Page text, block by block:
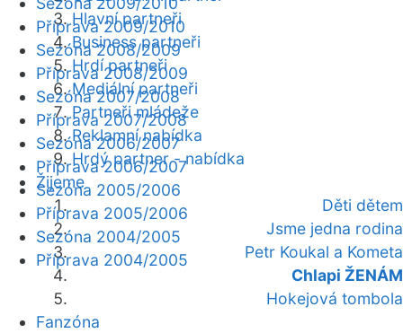
Hlavní partneři
Business partneři
Hrdí partneři
Mediální partneři
Partneři mládeže
Reklamní nabídka
Hrdý partner - nabídka
Žijeme
Děti dětem
Jsme jedna rodina
Petr Koukal a Kometa
Chlapi ŽENÁM
Hokejová tombola
Fanzóna
Příprava 2009/2010
Sezóna 2008/2009
Příprava 2008/2009
Sezóna 2007/2008
Příprava 2007/2008
Sezóna 2006/2007
Příprava 2006/2007
Sezóna 2005/2006
Příprava 2005/2006
Sezóna 2004/2005
Příprava 2004/2005